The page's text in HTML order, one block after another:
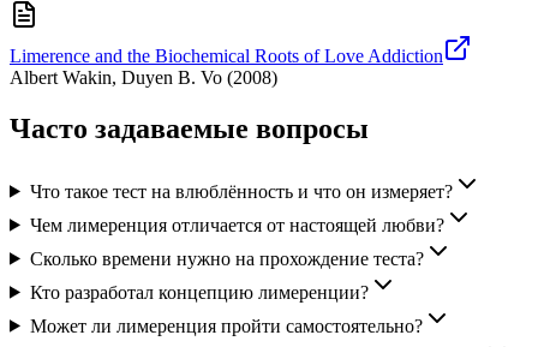
Limerence and the Biochemical Roots of Love Addiction
Albert Wakin, Duyen B. Vo (2008)
Часто задаваемые вопросы
Что такое тест на влюблённость и что он измеряет?
Чем лимеренция отличается от настоящей любви?
Сколько времени нужно на прохождение теста?
Кто разработал концепцию лимеренции?
Может ли лимеренция пройти самостоятельно?